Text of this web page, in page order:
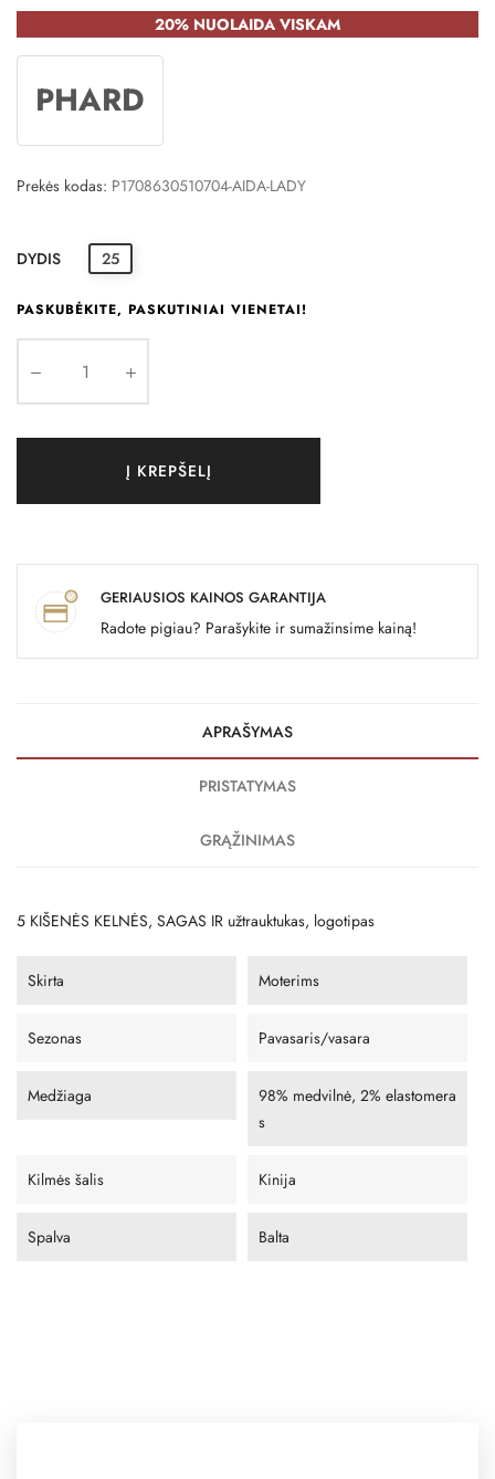
20% NUOLAIDA VISKAM
PHARD
Prekės kodas: P1708630510704-AIDA-LADY
DYDIS 25
PASKUBĖKITE, PASKUTINIAI VIENETAI!
Į KREPŠELĮ
GERIAUSIOS KAINOS GARANTIJA
Radote pigiau? Parašykite ir sumažinsime kainą!
APRAŠYMAS
PRISTATYMAS
GRĄŽINIMAS
5 KIŠENĖS KELNĖS, SAGAS IR užtrauktukas, logotipas
Skirta Moterims
Sezonas Pavasaris/vasara
Medžiaga
98% medvilnė, 2% elastomera
s
Kilmės šalis Kinija
Spalva Balta